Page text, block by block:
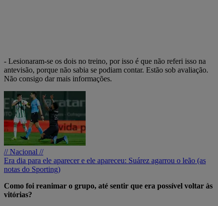
- Lesionaram-se os dois no treino, por isso é que não referi isso na
antevisão, porque não sabia se podiam contar. Estão sob avaliação.
Não consigo dar mais informações.
// Nacional //
Era dia para ele aparecer e ele apareceu: Suárez agarrou o leão (as
notas do Sporting)
Como foi reanimar o grupo, até sentir que era possível voltar às
vitórias?